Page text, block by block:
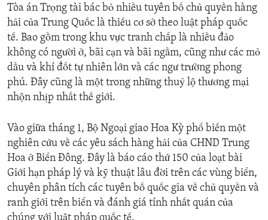
Tòa án Trọng tài bác bỏ nhiều tuyên bố chủ quyền hàng
hải của Trung Quốc là thiếu cơ sở theo luật pháp quốc
tế. Bao gồm trong khu vực tranh chấp là nhiều đảo
không có người ở, bãi cạn và bãi ngầm, cũng như các mỏ
dầu và khí đốt tự nhiên lớn và các ngư trường phong
phú. Đây cũng là một trong những thuỷ lộ thương mại
nhộn nhịp nhất thế giới.
Vào giữa tháng 1, Bộ Ngoại giao Hoa Kỳ phổ biến một
nghiên cứu về các yêu sách hàng hải của CHND Trung
Hoa ở Biển Đông. Đây là báo cáo thứ 150 của loạt bài
Giới hạn pháp lý và kỹ thuật lâu đời trên các vùng biển,
chuyên phân tích các tuyên bố quốc gia về chủ quyền và
ranh giới trên biển và đánh giá tính nhất quán của